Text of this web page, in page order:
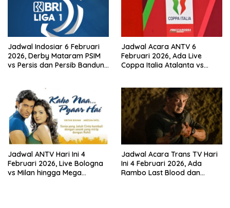
Jadwal Indosiar 6 Februari
2026, Derby Mataram PSIM
vs Persis dan Persib Bandung
Jadwal Acara ANTV 6
Februari 2026, Ada Live
Coppa Italia Atalanta vs
Tumhaara’
Jadwal ANTV Hari Ini 4
Februari 2026, Live Bologna
vs Milan hingga Mega
Jadwal Acara Trans TV Hari
Ini 4 Februari 2026, Ada
Rambo Last Blood dan